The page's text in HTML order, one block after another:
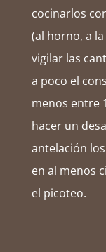
cocinarlos
(al horno, a
vigilar las
a poco el
menos entre
hacer un
antelación
en al menos
el picoteo.